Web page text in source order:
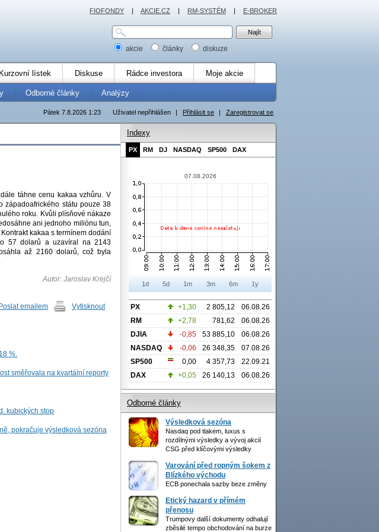
akcie články diskuze
Kurzovní lístek Diskuse Rádce investora Moje akcie
Odborné články Analýzy
Uživatel nepřihlášen | Přihlásit se | Zaregistrovat se
Pátek 7.8.2026 1:23
táhne cenu kakaa vzhůru. V
západoafrického státu pouze 38
roku. Kvůli plísňové nákaze
ani jednoho miliónu tun,
kakaa s termínem dodání
57 dolarů a uzavíral na 2143
až 2160 dolarů, což byla
Autor: Jaroslav Krejčí
Poslat emailem Vytisknout
%.
směřovala na kvartální reporty
kubických stop
pokračuje výsledková sezóna
Indexy
PX RM DJ NASDAQ SP500 DAX
07.08.2026
1d 5d 1m 3m 6m 1y
PX +1,30 2 805,12
06.08.26
RM
+2,78 781,62
06.08.26
DJIA
-0,85 53 885,10
06.08.26
NASDAQ
-0,06 26 348,35
07.08.26
SP500
0,00 4 357,73
22.09.21
DAX
+0,05 26 140,13 06.08.26
Odborné články
Výsledková sezóna
Nasdaq pod tlakem, luxus s
rozdílnými výsledky a vývoj akcií
CSG před klíčovými výsledky
Varování před ropným šokem z
Blízkého východu
ECB ponechala sazby beze změny
Etický hazard v přímém
přenosu
Trumpovy další dokumenty odhalují
zběsilé tempo obchodování na burze
FIOFONDY | AKCIE.CZ | RM-SYSTÉM | E-BROKER